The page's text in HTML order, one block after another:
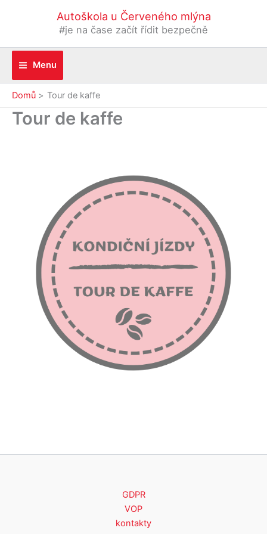
Autoškola u Červeného mlýna
#je na čase začít řídit bezpečně
Menu
Domů Tour de kaffe
Tour de kaffe
GDPR
VOP
kontakty